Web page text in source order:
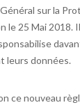
sur la
le 25 Mai 2018.
leurs données.
ce nouveau